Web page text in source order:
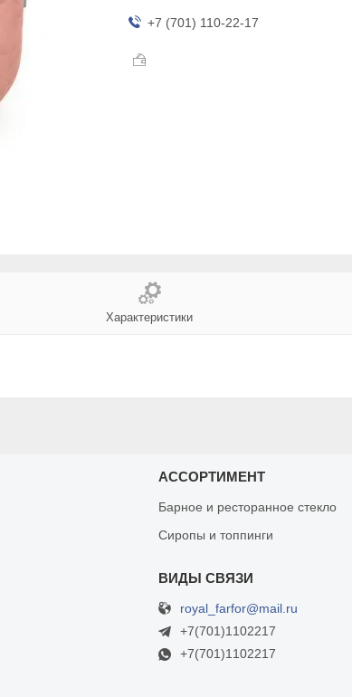
+7 (701) 110-22-17
Характеристики
АССОРТИМЕНТ
Барное и ресторанное стекло
Сиропы и топпинги
royal_farfor@mail.ru
+7(701)1102217
+7(701)1102217